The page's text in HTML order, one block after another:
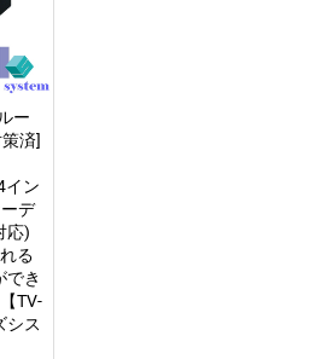
ー
済]
ン
デ
応)
る
でき
TV-
シス